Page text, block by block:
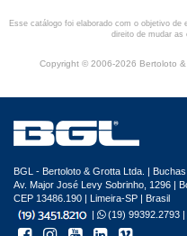
Esse catálogo foi elaborado com o objetivo
direito de mudar as
Copyright © 2006-2026 Bertoloto
BGL - Bertoloto & Grotta Ltda. | Buchas
Av. Major José Levy Sobrinho, 1296 |
CEP 13486.190 | Limeira-SP | Brasil
|
(19) 99392.2793 |